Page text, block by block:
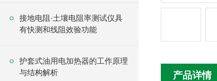
接地电阻·土壤电阻率测试仪具
有快测和线阻效验功能
护套式油用电加热器的工作原理
与结构解析
产品详情